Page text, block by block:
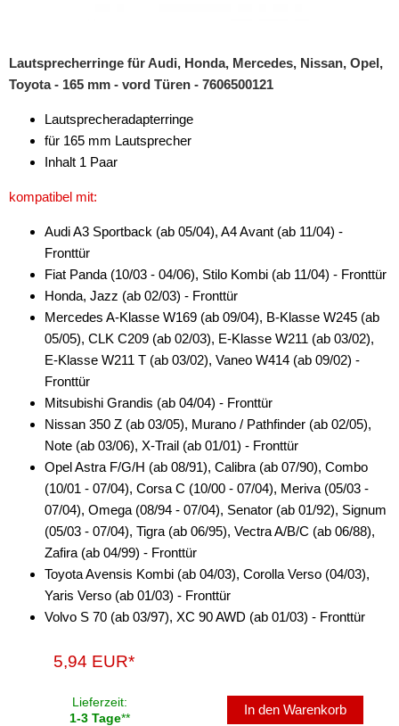
Aux-In-Adapter
CAN-BUS-Adapter
Entriegelung
Entstörmaterial
Ersatzteile
Fahrzeughalter
Fernbedienungen
Freischaltmodule
Freisprechadapter
Frequenzweichen
Handyhalterungen
iPod
kabellos Laden
Lautsprecherkabel
Lautsprecherringe für Audi, Honda, Mercedes, Nissan, Opel,
Toyota - 165 mm - vord Türen - 7606500121
Lautsprecheradapterringe
für 165 mm Lautsprecher
Inhalt 1 Paar
kompatibel mit:
Audi A3 Sportback (ab 05/04), A4 Avant (ab 11/04) -
Fronttür
Fiat Panda (10/03 - 04/06), Stilo Kombi (ab 11/04) - Fronttür
Honda, Jazz (ab 02/03) - Fronttür
Mercedes A-Klasse W169 (ab 09/04), B-Klasse W245 (ab
05/05), CLK C209 (ab 02/03), E-Klasse W211 (ab 03/02),
E-Klasse W211 T (ab 03/02), Vaneo W414 (ab 09/02) -
Fronttür
Mitsubishi Grandis (ab 04/04) - Fronttür
Nissan 350 Z (ab 03/05), Murano / Pathfinder (ab 02/05),
Note (ab 03/06), X-Trail (ab 01/01) - Fronttür
Opel Astra F/G/H (ab 08/91), Calibra (ab 07/90), Combo
(10/01 - 07/04), Corsa C (10/00 - 07/04), Meriva (05/03 -
07/04), Omega (08/94 - 07/04), Senator (ab 01/92), Signum
(05/03 - 07/04), Tigra (ab 06/95), Vectra A/B/C (ab 06/88),
Zafira (ab 04/99) - Fronttür
Toyota Avensis Kombi (ab 04/03), Corolla Verso (04/03),
Yaris Verso (ab 01/03) - Fronttür
Volvo S 70 (ab 03/97), XC 90 AWD (ab 01/03) - Fronttür
5,94 EUR*
Lieferzeit:
1-3 Tage**
In den Warenkorb